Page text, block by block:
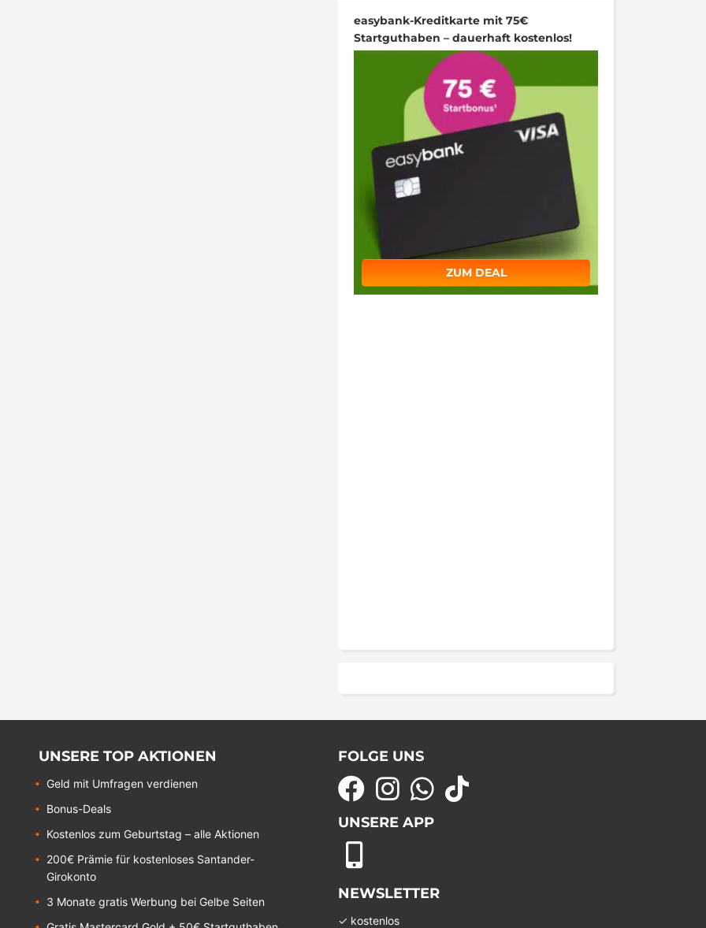
easybank-Kreditkarte mit 75€
Startguthaben – dauerhaft kostenlos!
ZUM DEAL
UNSERE TOP AKTIONEN
Geld mit Umfragen verdienen
Bonus-Deals
Kostenlos zum Geburtstag – alle Aktionen
200€ Prämie für kostenloses Santander-
Girokonto
3 Monate gratis Werbung bei Gelbe Seiten
FOLGE UNS
UNSERE APP
NEWSLETTER
✓ kostenlos